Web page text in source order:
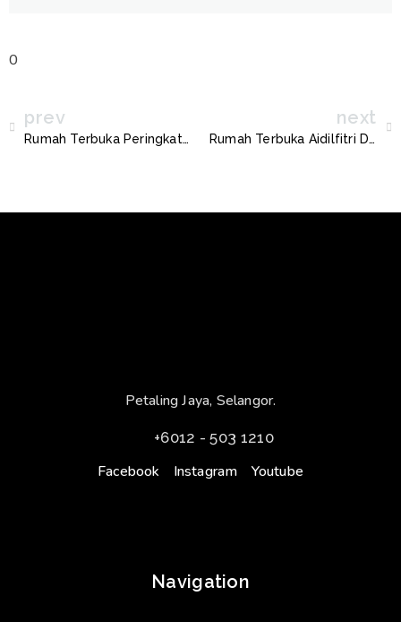
prev
Rumah Terbuka Peringkat Daerah Sepang
next
Rumah Terbuka Aidilfitri Dun Kampung Tunku
Petaling Jaya, Selangor.
+6012 - 503 1210
Facebook Instagram Youtube
Navigation